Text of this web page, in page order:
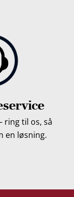
ring til os, så
en løsning.